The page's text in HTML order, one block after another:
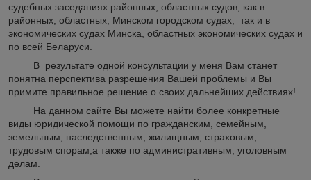
судебных заседаниях районных, областных судов, как в
районных, областных, Минском городском судах, так и в
экономических судах Минска, областных экономических судах и
по всей Беларуси.
В результате одной консультации у меня Вам станет
понятна перспектива разрешения Вашей проблемы и Вы
примите правильное решение о своих дальнейших действиях!
На данном сайте Вы можете найти более конкретные
виды юридической помощи по гражданским, семейным,
земельным, наследственным, жилищным, страховым,
трудовым спорам,а также по административным, уголовным
делам.